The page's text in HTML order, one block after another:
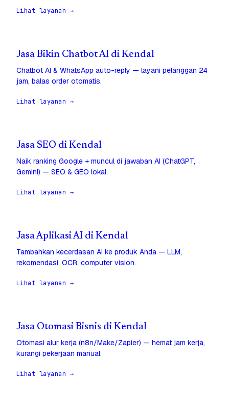
Lihat layanan →
Jasa Bikin Chatbot AI di Kendal
Chatbot AI & WhatsApp auto-reply — layani pelanggan 24
jam, balas order otomatis.
Lihat layanan →
Jasa SEO di Kendal
Naik ranking Google + muncul di jawaban AI (ChatGPT,
Gemini) — SEO & GEO lokal.
Lihat layanan →
Jasa Aplikasi AI di Kendal
Tambahkan kecerdasan AI ke produk Anda — LLM,
rekomendasi, OCR, computer vision.
Lihat layanan →
Jasa Otomasi Bisnis di Kendal
Otomasi alur kerja (n8n/Make/Zapier) — hemat jam kerja,
kurangi pekerjaan manual.
Lihat layanan →